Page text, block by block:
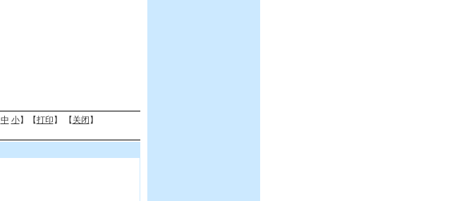
中 小】【打印 】 【 关闭 】